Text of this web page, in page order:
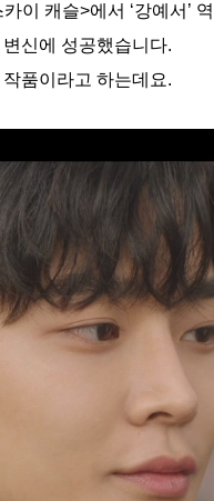
이 캐슬>에서 ‘강예서’
신에 성공했습니다.
작품이라고 하는데요.